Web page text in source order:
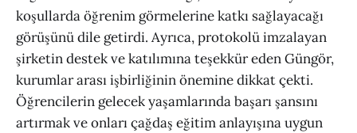
koşullarda öğrenim görmelerine katkı sağlayacağı
görüşünü dile getirdi. Ayrıca, protokolü imzalayan
şirketin destek ve katılımına teşekkür eden Güngör,
kurumlar arası işbirliğinin önemine dikkat çekti.
Öğrencilerin gelecek yaşamlarında başarı şansını
artırmak ve onları çağdaş eğitim anlayışına uygun